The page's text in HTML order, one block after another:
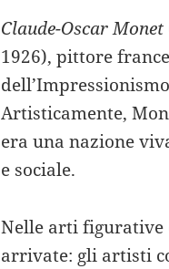
Claude-Oscar Monet
1926), pittore
Artisticamente,
era una nazione
e sociale.
Nelle arti figurative
arrivate: gli artisti